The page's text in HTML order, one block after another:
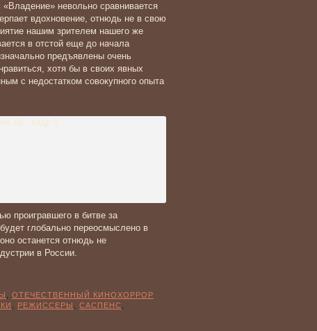
невольно сравнивается
вдохновение, отнюдь не в свою
нашим зрителем нашего же
в отстой еще до начала
предъявлены очень
хотя бы в своих явных
с недостатком совокупного опыта
проигравшего в битве за
глобально переосмыслено в
останется отнюдь не
в России.
ОТЕЧЕСТВЕННЫЙ КИНОХОРРОР
РЕЖИССЕРЫ САСПЕНС